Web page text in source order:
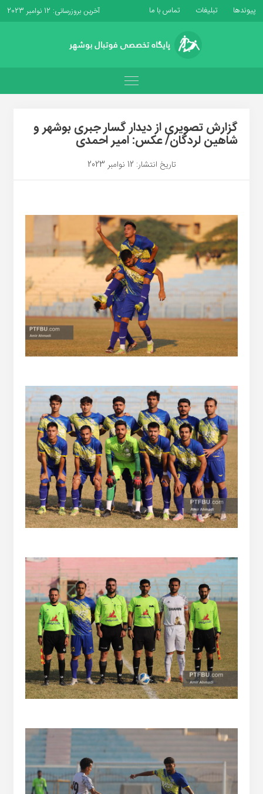
پیوندها تبلیغات تماس با ما آخرین بروزرسانی: 12 نوامبر 2023
گزارش تصویری از دیدار گسار جبری بوشهر و
شاهین لردگان/ عکس: امیر احمدی
تاریخ انتشار: 12 نوامبر 2023